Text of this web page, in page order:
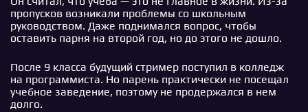
пропусков возникали проблемы со школьным
руководством. Даже поднимался вопрос, чтобы
оставить парня на второй год, но до этого не дошло.
После 9 класса будущий стример поступил в колледж
на программиста. Но парень практически не посещал
учебное заведение, поэтому не продержался в нем
долго.